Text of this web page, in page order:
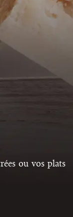
ou vos plats